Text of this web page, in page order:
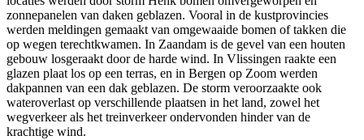
zonnepanelen van daken geblazen. Vooral in de kustprovincies
werden meldingen gemaakt van omgewaaide bomen of takken die
op wegen terechtkwamen. In Zaandam is de gevel van een houten
gebouw losgeraakt door de harde wind. In Vlissingen raakte een
glazen plaat los op een terras, en in Bergen op Zoom werden
dakpannen van een dak geblazen. De storm veroorzaakte ook
wateroverlast op verschillende plaatsen in het land, zowel het
wegverkeer als het treinverkeer ondervonden hinder van de
krachtige wind.